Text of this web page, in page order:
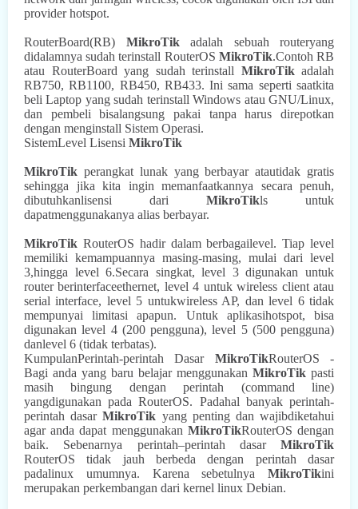
provider hotspot.
RouterBoard(RB) MikroTikadalah sebuah routeryang
didalamnya sudah terinstall RouterOS MikroTik.Contoh RB
atau RouterBoard yang sudah terinstall MikroTikadalah
RB750, RB1100, RB450, RB433. Ini sama seperti saatkita
beli Laptop yang sudah terinstall Windows atau GNU/Linux,
dan pembeli bisalangsung pakai tanpa harus direpotkan
dengan menginstall Sistem Operasi.
SistemLevel Lisensi MikroTik
MikroTik perangkat lunak yang berbayar atautidak gratis
sehingga jika kita ingin memanfaatkannya secara penuh,
dibutuhkanlisensi dari MikroTikls untuk
dapatmenggunakanya alias berbayar.
MikroTik RouterOS hadir dalam berbagailevel. Tiap level
memiliki kemampuannya masing-masing, mulai dari level
3,hingga level 6.Secara singkat, level 3 digunakan untuk
router berinterfaceethernet, level 4 untuk wireless client atau
serial interface, level 5 untukwireless AP, dan level 6 tidak
mempunyai limitasi apapun. Untuk aplikasihotspot, bisa
digunakan level 4 (200 pengguna), level 5 (500 pengguna)
danlevel 6 (tidak terbatas).
KumpulanPerintah-perintah Dasar MikroTikRouterOS -
Bagi anda yang baru belajar menggunakan MikroTik pasti
masih bingung dengan perintah (command line)
yangdigunakan pada RouterOS. Padahal banyak perintah-
perintah dasarMikroTik yang penting dan wajibdiketahui
agar anda dapat menggunakan MikroTikRouterOS dengan
baik. Sebenarnya perintah–perintah dasar MikroTik
RouterOS tidak jauh berbeda dengan perintah dasar
padalinux umumnya. Karena sebetulnya MikroTikini
merupakan perkembangan dari kernel linux Debian.